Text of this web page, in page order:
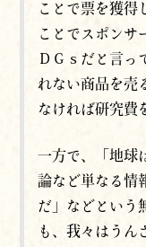
ことで票を獲得
ことでスポンサ
ＤＧｓだと言っ
れない商品を売
なければ研究費
一方で、「地球
論など単なる情
だ」などという
も、我々はうん